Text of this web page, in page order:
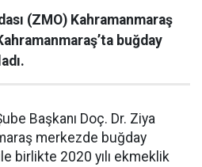
(ZMO) Kahramanmaraş
buğday
Başkanı Doç. Dr. Ziya
merkezde buğday
birlikte 2020 yılı ekmeklik